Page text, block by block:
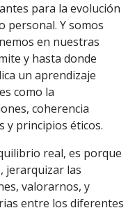
para la evolución
personal. Y somos
en nuestras
y hasta donde
un aprendizaje
como la
coherencia
y principios éticos.
real, es porque
jerarquizar las
valorarnos, y
entre los diferentes